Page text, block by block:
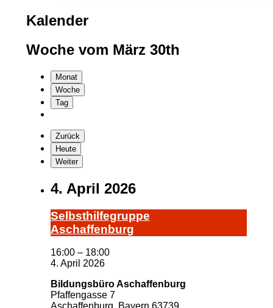
Kalender
Woche vom März 30th
Monat
Woche
Tag
Zurück
Heute
Weiter
4. April 2026
Selbst­hil­fe­grup­pe
A­schaf­fen­burg
16:00 – 18:00
4. April 2026
Bildungsbüro Aschaffenburg
Pfaffengasse 7